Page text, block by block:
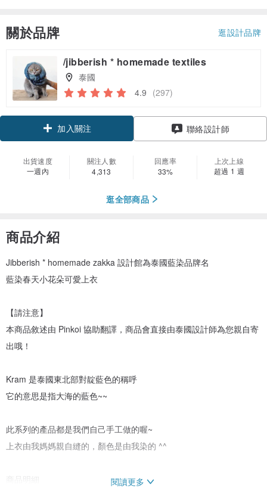
關於品牌 逛設計品牌
/jibberish * homemade textiles
泰國
4.9 (297)
加入關注 聯絡設計師
出貨速度
一週內
關注人數
4,313
回應率
33%
上次上線
超過 1 週
逛全部商品
商品介紹
Jibberish * homemade zakka 設計館為泰國藍染品牌名
藍染春天小花朵可愛上衣
【請注意】
本商品敘述由 Pinkoi 協助翻譯，商品會直接由泰國設計師為您親自寄
出哦！
Kram 是泰國東北部對靛藍色的稱呼
它的意思是指大海的藍色~~
此系列的產品都是我們自己手工做的喔~
上衣由我媽媽親自縫的，顏色是由我染的 ^^
商品明細
閱讀更多